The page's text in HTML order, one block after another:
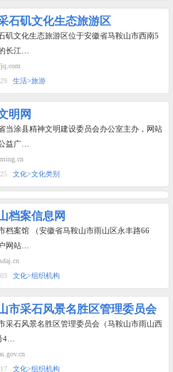
石矶文化生态旅游区
矶文化生态旅游区位于安徽省马鞍山市西南5
长江…
生活>旅游
明网
当涂县精神文明建设委员会办公室主办，网站
益广…
文化>文化类别
档案信息网
档案馆 （安徽省马鞍山市雨山区永丰路66
网站…
文化>组织机构
市采石风景名胜区管理委员会
采石风景名胜区管理委员会（马鞍山市雨山西
4…
文化>组织机构